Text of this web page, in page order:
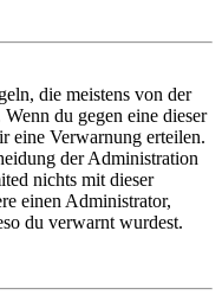
die meistens von der
du gegen eine dieser
eine Verwarnung erteilen.
der Administration
nichts mit dieser
einen Administrator,
du verwarnt wurdest.